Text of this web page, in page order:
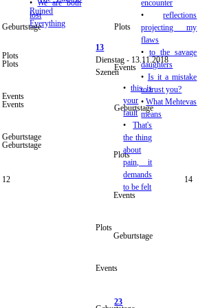
Ruined
Everything
Plots
Events
Geburtstage
Plots
Events
Geburtstage
23
•We are both
lost
Plots
Events
Geburtstage
encounter
•reflections
projecting my
flaws
• to the savage
daughters
• Is it a mistake
to trust you?
•What Mehtevas
means
Plots
Events
Geburtstage
Geburtstage
12
13
Dienstag - 13.11.2018
Szenen
• this is
your
fault
•That's
the thing
about
pain, it
demands
to be felt
Plots
Events
14